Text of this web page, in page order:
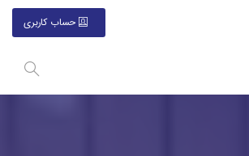
حساب کاربری